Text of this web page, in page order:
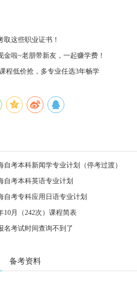
取这些职业证书！
金啦~老朋带新友，一起赚学费！
程低价抢，多专业任选3年畅学
自考本科新闻学专业计划（停考过渡）
自考本科英语专业计划
自考专科应用日语专业计划
10月（242次）课程简表
名考试时间查询不到了
备考资料